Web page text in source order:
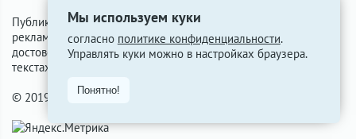
Мы используем куки
согласно политике конфиденциальности.
Управлять куки можно в настройках браузера.
Понятно!
Публикации с пометками «Реклама», «Выборы» оплачены
рекламодателем. Редакция сайта не несёт ответственности за
достоверность информации, содержащейся в рекламных
текстах.
© 2019-2026 ZabNews